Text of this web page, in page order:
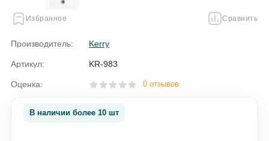
Избранное Сравнить
Производитель: Kerry
Артикул: KR-983
Оценка: 0 отзывов
В наличии более 10 шт